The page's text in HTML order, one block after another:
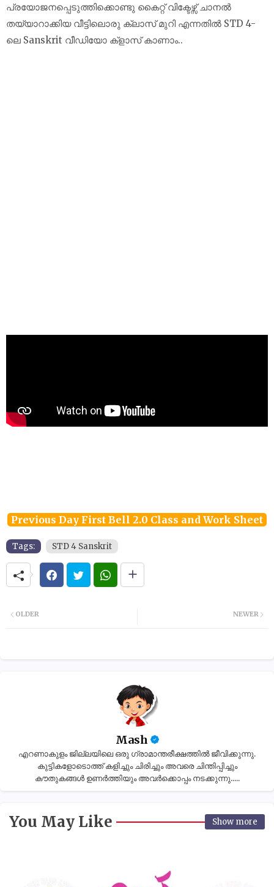
പ്രയോജനപ്പെടുത്തിക്കൊണ്ടു കൈറ്റ് വിക്ടേഴ്സ് ചാനല്‍
തയ്യാറാക്കിയ വീട്ടിലൊരു ക്ലാസ് മുറി എന്നതിൽ STD 4-
ലെ Sanskrit വീഡിയോ ക്‌ളാസ് കാണാം..
Previous Day First Bell 2.0 Class and Work Sheet
Tags: STD 4 Sanskrit
NEWER
OLDER
Mash
എറണാകുളം ജില്ലയിലെ ഒരു ഗ്രാമാന്തരീക്ഷത്തിൽ ജീവിക്കുന്നു.
കുട്ടികളോടൊത്ത് കളിച്ചും ചിരിച്ചും അവരെ ചിന്തിപ്പിച്ചും
കൗതുകങ്ങൾ ഉണർത്തിയും അവർക്കൊപ്പം നടക്കുന്നു.....
You May Like Show more